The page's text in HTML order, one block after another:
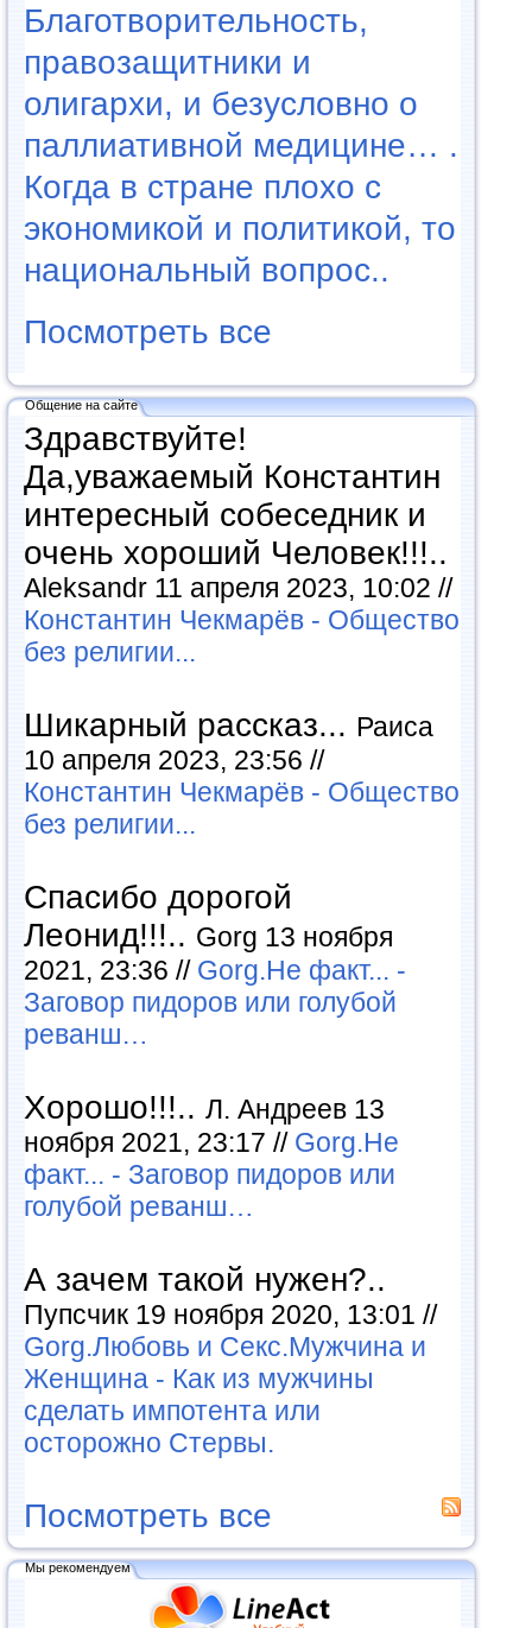
Благотворительность,
правозащитники и
олигархи, и безусловно о
паллиативной медицине… .
Когда в стране плохо с
экономикой и политикой, то
национальный вопрос..
Посмотреть все
Общение на сайте
Здравствуйте!
Да,уважаемый Константин
интересный собеседник и
очень хороший Человек!!!..
Aleksandr 11 апреля 2023, 10:02 //
Константин Чекмарёв - Общество
без религии...
Шикарный рассказ... Раиса
10 апреля 2023, 23:56 //
Константин Чекмарёв - Общество
без религии...
Спасибо дорогой
Леонид!!!.. Gorg 13 ноября
2021, 23:36 // Gorg.Не факт... -
Заговор пидоров или голубой
реванш…
Хорошо!!!.. Л. Андреев 13
ноября 2021, 23:17 // Gorg.Не
факт... - Заговор пидоров или
голубой реванш…
А зачем такой нужен?..
Пупсчик 19 ноября 2020, 13:01 //
Gorg.Любовь и Секс.Мужчина и
Женщина - Как из мужчины
сделать импотента или
осторожно Стервы.
Посмотреть все
Мы рекомендуем